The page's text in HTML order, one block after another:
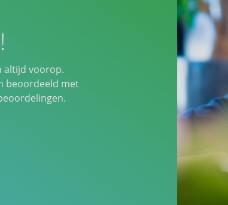
altijd voorop.
beoordeeld met